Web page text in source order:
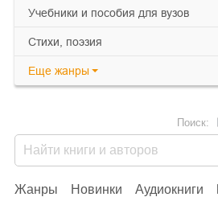
учебники и пособия для вузов
cтихи, поэзия
Еще жанры
Жанры Новинки Аудиокниги
Поиск: